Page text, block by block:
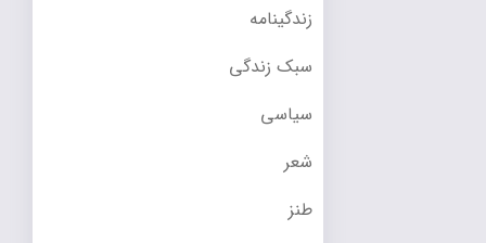
زندگینامه
سبک زندگی
سیاسی
شعر
طنز